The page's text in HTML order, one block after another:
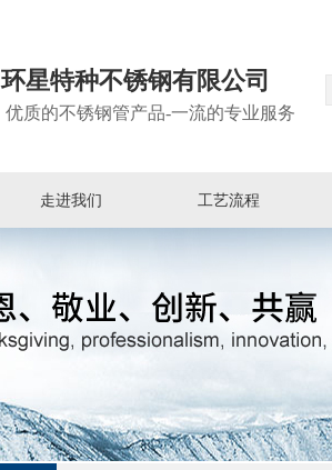
环星特种不锈钢有限公司
优质的不锈钢管产品-一流的专业服务
走进我们 工艺流程